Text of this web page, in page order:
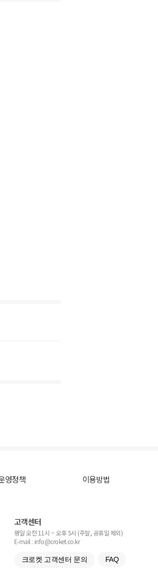
영정책 이용방법
고객센터
평일 오전 11시 ~ 오후 5시 (주말, 공휴일 제외)
E-mail : info@croket.co.kr
크로켓 고객센터 문의 FAQ